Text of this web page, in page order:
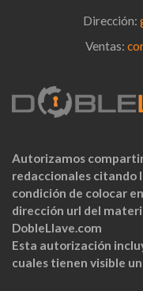
Dirección:
Ventas:
Autorizamos
redaccionales citando
condición de colocar
dirección url del
DobleLlave.com
Esta autorización
cuales tienen visible